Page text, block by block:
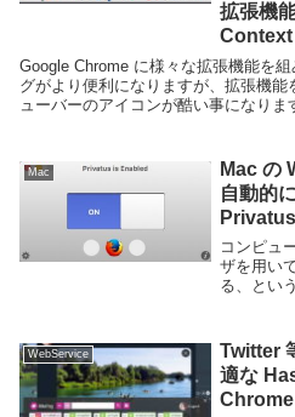
拡張機
Context
Google Chrome に様々な拡張機能を
グがより便利になりますが、拡張機能
ューバーのアイコンが酷い事になりま
Mac
Mac の
自動的
Privatus
コンピュ
ザを用い
る、とい
Web ブ
歴といっ
し続けて
た際...
WebService
Twitter
適な